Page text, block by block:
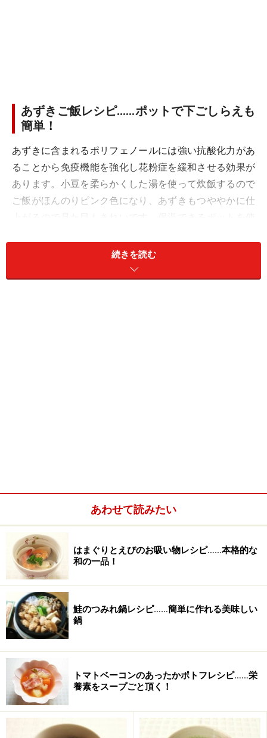
あずきご飯レシピ……ポットで下ごしらえも
簡単！
あずきに含まれるポリフェノールには強い抗酸化力があ
ることから免疫機能を強化し花粉症を緩和させる効果が
あります。小豆を柔らかくした湯を使って炊飯するので
ご飯がほんのりピンク色になり、あずきもつややかに仕
ます。お赤飯とはまた一味違ったあっさり気軽に食べら
あずきは炊飯する前にゆっくり時間をかけて柔らかくし
ておくことがポイントです。皮が割れずきれいに仕上が
あずきご飯の作り方・手順
■あずきの下ごしらえ
ポットにあずきと湯を入れる
続きを読む
あわせて読みたい
はまぐりとえびのお吸い物レシピ……本格的な
和の一品！
鮭のつみれ鍋レシピ……簡単に作れる美味しい
鍋
トマトベーコンのあったかポトフレシピ……栄
養素をスープごと頂く！